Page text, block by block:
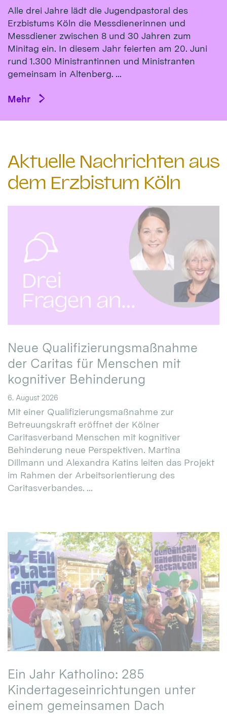
Alle drei Jahre lädt die Jugendpastoral des
Erzbistums Köln die Messdienerinnen und
Messdiener zwischen 8 und 30 Jahren zum
Minitag ein. In diesem Jahr feierten am 20. Juni
rund 1.300 Ministrantinnen und Ministranten
gemeinsam in Altenberg. ...
Mehr
Aktuelle Nachrichten aus
dem Erzbistum Köln
Neue Qualifizierungsmaßnahme
der Caritas für Menschen mit
kognitiver Behinderung
6. August 2026
Mit einer Qualifizierungsmaßnahme zur
Betreuungskraft eröffnet der Kölner
Caritasverband Menschen mit kognitiver
Behinderung neue Perspektiven. Martina
Dillmann und Alexandra Katins leiten das Projekt
im Rahmen der Arbeitsorientierung des
Caritasverbandes. ...
Ein Jahr Katholino: 285
Kindertageseinrichtungen unter
einem gemeinsamen Dach